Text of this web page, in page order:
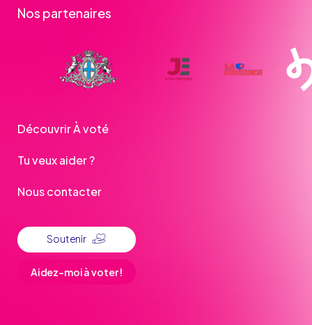
Nos partenaires
Découvrir À voté
Tu veux aider ?
Nous contacter
Soutenir
Aidez-moi à voter !